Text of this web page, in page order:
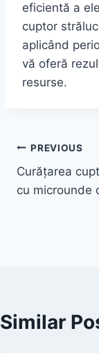
eficientă a
cuptor
aplicând
vă oferă
resurse.
Post
PREVIOUS
Curățarea
cu microunde
Similar